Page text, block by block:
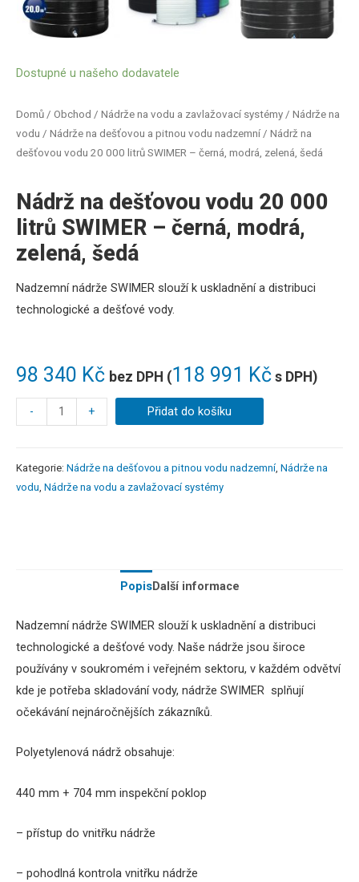
Domů / Obchod / Nádrže na vodu a zavlažovací systémy / Nádrže na
vodu / Nádrže na dešťovou a pitnou vodu nadzemní / Nádrž na
dešťovou vodu 20 000 litrů SWIMER – černá, modrá, zelená, šedá
Nádrž na dešťovou vodu 20 000
litrů SWIMER – černá, modrá,
zelená, šedá
98 340 Kč bez DPH (118 991 Kč s DPH)
Nadzemní nádrže SWIMER slouží k uskladnění a distribuci
technologické a dešťové vody.
Dostupné u našeho dodavatele
- + Přidat do košíku
Kategorie: Nádrže na dešťovou a pitnou vodu nadzemní, Nádrže na
vodu, Nádrže na vodu a zavlažovací systémy
PopisDalší informace
Nadzemní nádrže SWIMER slouží k uskladnění a distribuci
technologické a dešťové vody. Naše nádrže jsou široce
používány v soukromém i veřejném sektoru, v každém odvětví
kde je potřeba skladování vody, nádrže SWIMER splňují
očekávání nejnáročnějších zákazníků.
Polyetylenová nádrž obsahuje:
440 mm + 704 mm inspekční poklop
– přístup do vnitřku nádrže
– pohodlná kontrola vnitřku nádrže